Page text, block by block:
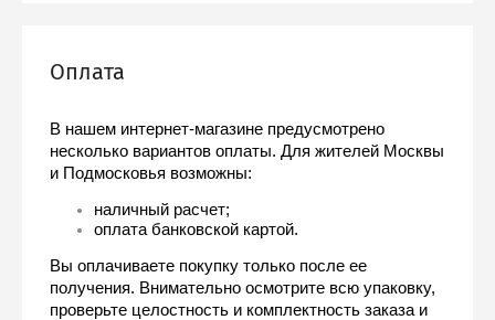
Оплата
В нашем интернет-магазине предусмотрено
несколько вариантов оплаты. Для жителей Москвы
и Подмосковья возможны:
наличный расчет;
оплата банковской картой.
Вы оплачиваете покупку только после ее
получения. Внимательно осмотрите всю упаковку,
проверьте целостность и комплектность заказа и